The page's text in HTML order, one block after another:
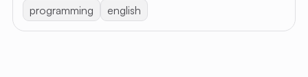
programming
english